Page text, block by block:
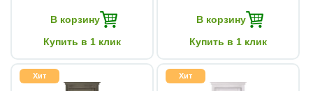
В корзину
Купить в 1 клик
В корзину
Купить в 1 клик
Хит Хит